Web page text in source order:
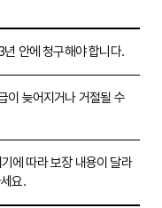
안에 청구해야 합니다.
이 늦어지거나 거절될 수
에 따라 보장 내용이 달라
요.